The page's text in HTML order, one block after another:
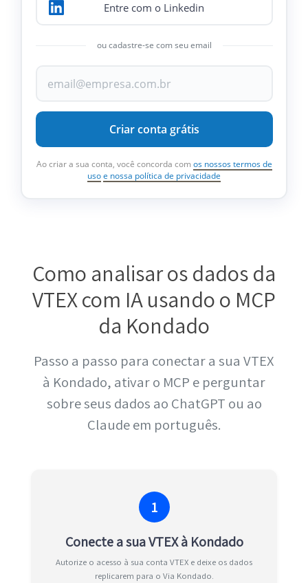
Entre com o Linkedin
ou cadastre-se com seu email
Criar conta grátis
Ao criar a sua conta, você concorda com os nossos termos de
uso e nossa política de privacidade
Como analisar os dados da
VTEX com IA usando o MCP
da Kondado
Passo a passo para conectar a sua VTEX
à Kondado, ativar o MCP e perguntar
sobre seus dados ao ChatGPT ou ao
Claude em português.
1
Conecte a sua VTEX à Kondado
Autorize o acesso à sua conta VTEX e deixe os dados
replicarem para o Via Kondado.